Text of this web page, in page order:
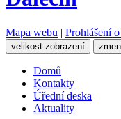
Mapa webu | Prohlášení
velikost zobrazení
Domů
Kontakty
Úřední deska
Aktuality